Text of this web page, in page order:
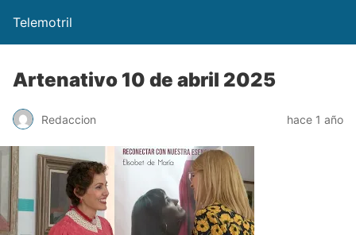
Telemotril
Artenativo 10 de abril 2025
Redaccion hace 1 año